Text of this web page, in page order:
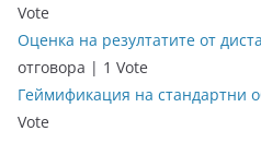
Vote
Оценка на резултатите от
отговора | 1 Vote
Геймификация на стандартни
Vote